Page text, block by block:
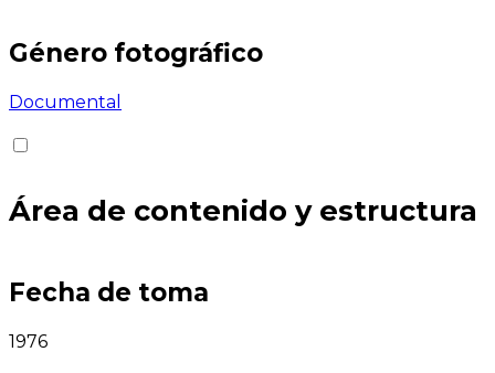
Género fotográfico
Documental
Área de contenido y estructura
Fecha de toma
1976